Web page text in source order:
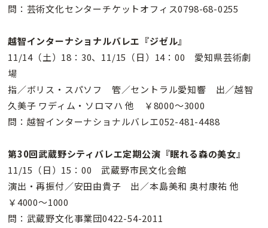
問：芸術文化センターチケットオフィス0798-68-0255
越智インターナショナルバレエ『ジゼル』
11/14（土）18：30、11/15（日）14：00 愛知県芸術劇
場
指／ボリス・スパソフ 管／セントラル愛知響 出／越智
久美子 ワディム・ソロマハ 他 ￥8000〜3000
問：越智インターナショナルバレエ052-481-4488
第30回武蔵野シティバレエ定期公演『眠れる森の美女』
11/15（日）15：00 武蔵野市民文化会館
演出・再振付／安田由貴子 出／本島美和 奥村康祐 他
￥4000〜1000
問：武蔵野文化事業団0422-54-2011